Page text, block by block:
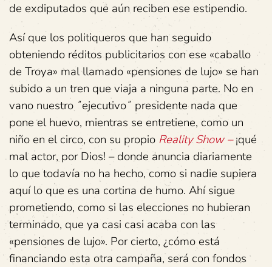
de exdiputados que aún reciben ese estipendio.
Así que los politiqueros que han seguido
obteniendo réditos publicitarios con ese «caballo
de Troya» mal llamado «pensiones de lujo» se han
subido a un tren que viaja a ninguna parte. No en
vano nuestro ˝ejecutivo˝ presidente nada que
pone el huevo, mientras se entretiene, como un
niño en el circo, con su propio Reality Show –¡qué
mal actor, por Dios! – donde anuncia diariamente
lo que todavía no ha hecho, como si nadie supiera
aquí lo que es una cortina de humo. Ahí sigue
prometiendo, como si las elecciones no hubieran
terminado, que ya casi casi acaba con las
«pensiones de lujo». Por cierto, ¿cómo está
financiando esta otra campaña, será con fondos